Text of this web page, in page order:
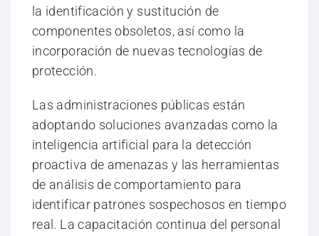
la identificación y sustitución de
componentes obsoletos, así como la
incorporación de nuevas tecnologías de
protección.
Las administraciones públicas están
adoptando soluciones avanzadas como la
inteligencia artificial para la detección
proactiva de amenazas y las herramientas
de análisis de comportamiento para
identificar patrones sospechosos en tiempo
real. La capacitación continua del personal